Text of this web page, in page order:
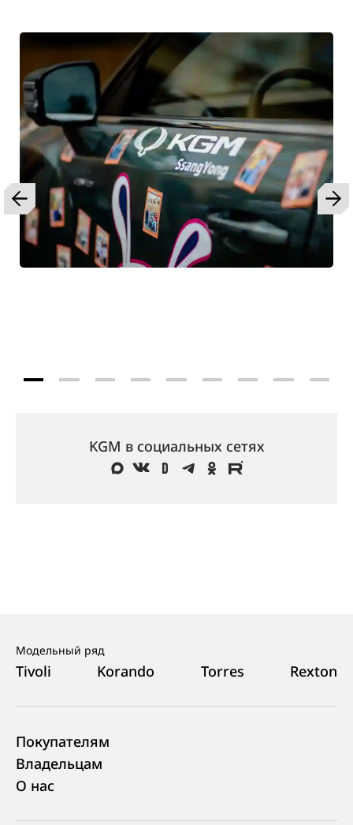
KGM в социальных сетях
Модельный ряд
Tivoli Korando Torres Rexton
Покупателям
Владельцам
О нас